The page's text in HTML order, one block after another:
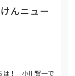
んニュー
は！ 小川賢一で